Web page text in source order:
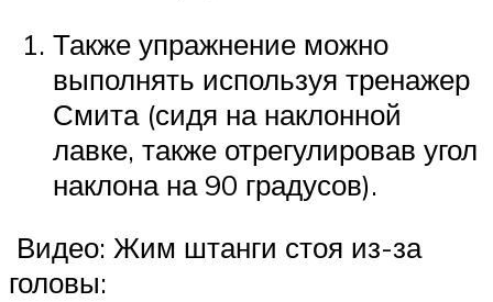
Также упражнение можно
выполнять используя тренажер
Смита (сидя на наклонной
лавке, также отрегулировав угол
наклона на 90 градусов).
Видео: Жим штанги стоя из-за
головы: